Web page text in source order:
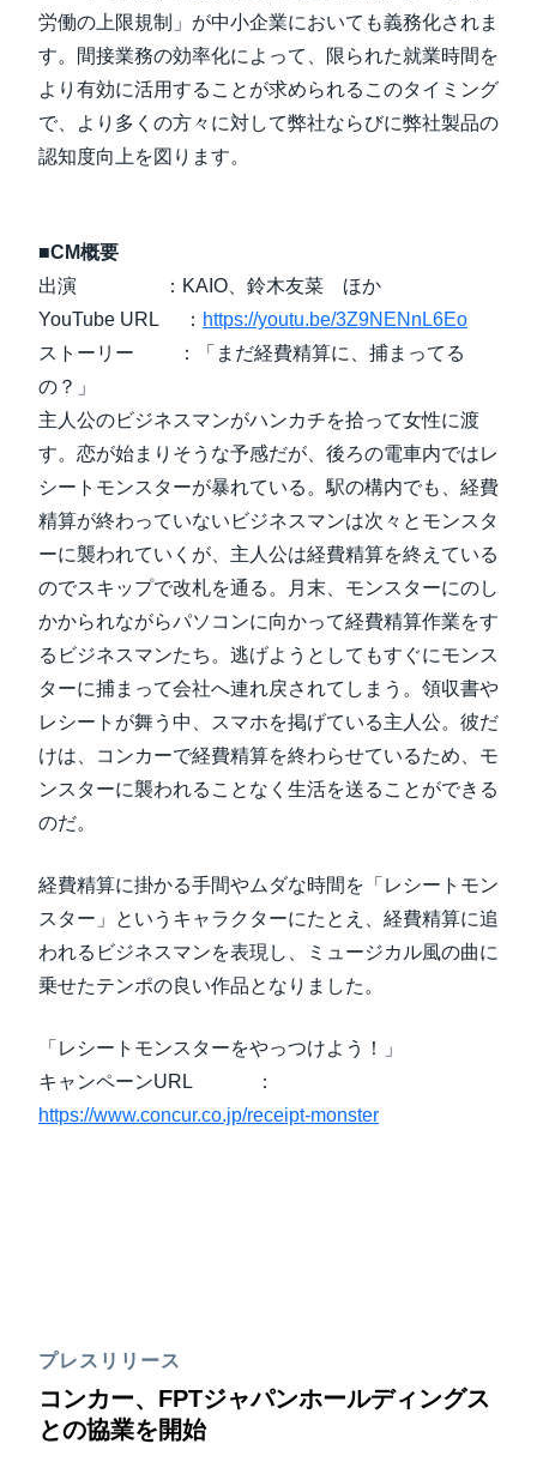
労働の上限規制」が中小企業においても義務化されま
す。間接業務の効率化によって、限られた就業時間を
より有効に活用することが求められるこのタイミング
で、より多くの方々に対して弊社ならびに弊社製品の
認知度向上を図ります。
■CM概要
出演 ：KAIO、鈴木友菜 ほか
YouTube URL ： https://youtu.be/3Z9NENnL6Eo
ストーリー ：「まだ経費精算に、捕まってる
の？」
主人公のビジネスマンがハンカチを拾って女性に渡
す。恋が始まりそうな予感だが、後ろの電車内ではレ
シートモンスターが暴れている。駅の構内でも、経費
精算が終わっていないビジネスマンは次々とモンスタ
ーに襲われていくが、主人公は経費精算を終えている
のでスキップで改札を通る。月末、モンスターにのし
かかられながらパソコンに向かって経費精算作業をす
るビジネスマンたち。逃げようとしてもすぐにモンス
ターに捕まって会社へ連れ戻されてしまう。領収書や
レシートが舞う中、スマホを掲げている主人公。彼だ
けは、コンカーで経費精算を終わらせているため、モ
ンスターに襲われることなく生活を送ることができる
のだ。
経費精算に掛かる手間やムダな時間を「レシートモン
スター」というキャラクターにたとえ、経費精算に追
われるビジネスマンを表現し、ミュージカル風の曲に
乗せたテンポの良い作品となりました。
「レシートモンスターをやっつけよう！」
キャンペーンURL ：
https://www.concur.co.jp/receipt-monster
プレスリリース
コンカー、FPTジャパンホールディングス
との協業を開始